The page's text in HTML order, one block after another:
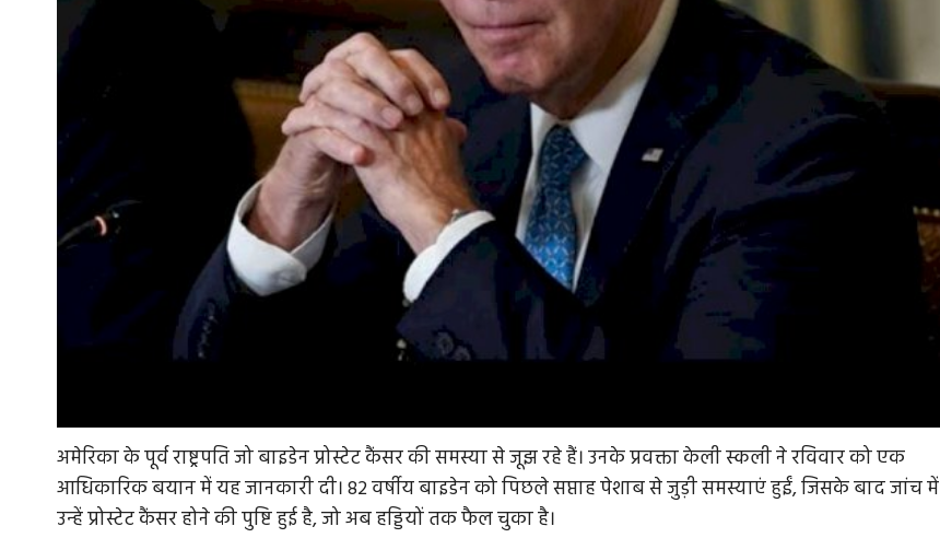
अमेरिका के पूर्व राष्ट्रपति जो बाइडेन प्रोस्टेट कैंसर की समस्या से जूझ रहे हैं। उनके प्रवक्ता केली स्कली ने रविवार को एक
आधिकारिक बयान में यह जानकारी दी। 82 वर्षीय बाइडेन को पिछले सप्ताह पेशाब से जुड़ी समस्याएं हुईं, जिसके बाद जांच में
उन्हें प्रोस्टेट कैंसर होने की पुष्टि हुई है, जो अब हड्डियों तक फैल चुका है।